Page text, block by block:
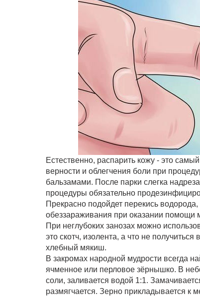
Естественно, распарить кожу - это
верности и облегчения боли при
бальзамами. После парки слегка
процедуры обязательно
Прекрасно подойдет перекись
обеззараживания при оказании помощи
При неглубоких занозах можно
это скотч, изолента, а что не
хлебный мякиш.
В закромах народной мудрости всегда
ячменное или перловое зёрнышко. В
соли, заливается водой 1:1.
размягчается. Зерно прикладывается к